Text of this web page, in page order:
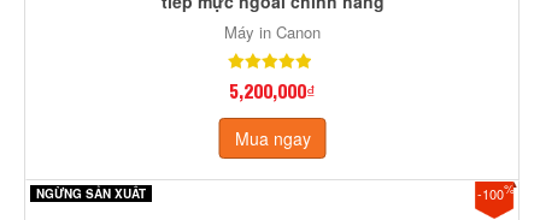
Máy in Canon
5,200,000₫
Mua ngay
-100%
NGỪNG SẢN XUẤT